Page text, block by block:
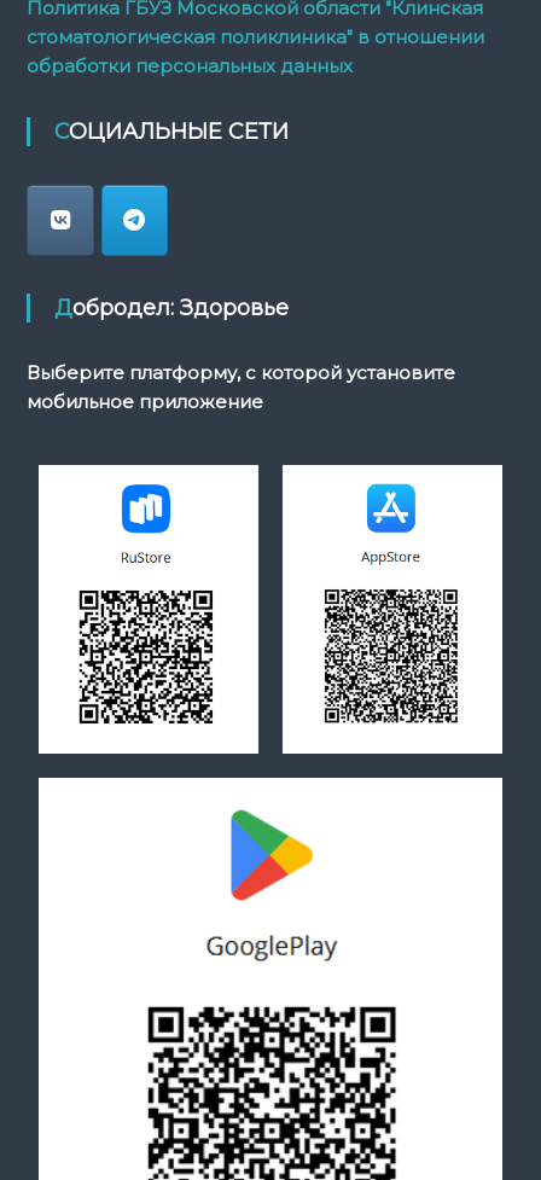
Политика ГБУЗ Московской области "Клинская
стоматологическая поликлиника" в отношении
обработки персональных данных
СОЦИАЛЬНЫЕ СЕТИ
Добродел: Здоровье
Выберите платформу, с которой установите
мобильное приложение